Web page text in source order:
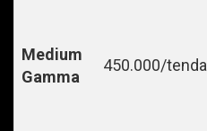
Medium
Gamma
450.000/tenda